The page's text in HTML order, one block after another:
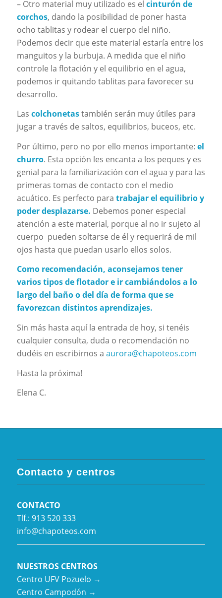
– Otro material muy utilizado es el cinturón de
corchos, dando la posibilidad de poner hasta
ocho tablitas y rodear el cuerpo del niño.
Podemos decir que este material estaría entre los
manguitos y la burbuja. A medida que el niño
controle la flotación y el equilibrio en el agua,
podemos ir quitando tablitas para favorecer su
desarrollo.
Las colchonetastambién serán muy útiles para
jugar a través de saltos, equilibrios, buceos, etc.
Por último, pero no por ello menos importante: el
churro. Esta opción les encanta a los peques y es
genial para la familiarización con el agua y para las
primeras tomas de contacto con el medio
acuático. Es perfecto para trabajar el equilibrio y
poder desplazarse. Debemos poner especial
atención a este material, porque al no ir sujeto al
cuerpo pueden soltarse de él y requerirá de mil
ojos hasta que puedan usarlo ellos solos.
Como recomendación, aconsejamos tener
varios tipos de flotador e ir cambiándolos a lo
largo del baño o del día de forma que se
favorezcan distintos aprendizajes.
Sin más hasta aquí la entrada de hoy, si tenéis
cualquier consulta, duda o recomendación no
dudéis en escribirnos a aurora@chapoteos.com
Hasta la próxima!
Elena C.
Contacto y centros
CONTACTO
Tlf.: 913 520 333
info@chapoteos.com
NUESTROS CENTROS
Centro UFV Pozuelo →
Centro Campodón →